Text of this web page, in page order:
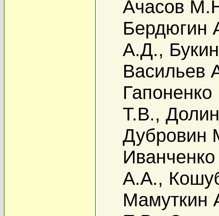
Ачасов
Бердюгин
А.Д.,
Васильев
Т.В.,
Дубровин
А.А.,
Мамуткин